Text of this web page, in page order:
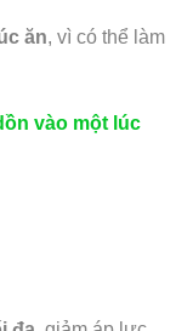
ăn, vì có thể làm
vào một lúc